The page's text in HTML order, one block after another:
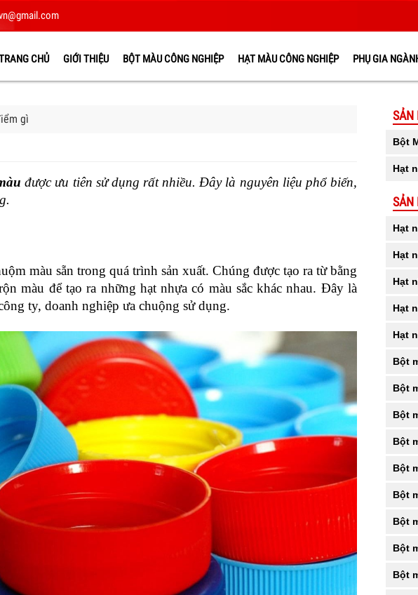
CHỦ GIỚI THIỆU BỘT MÀU CÔNG NGHIỆP HẠT MÀU CÔNG NGHIỆP PHỤ GIA
SẢN
Bột
Hạt
SẢN
Hạt
Hạt
Hạt
Hạt
Hạt
Bột
Bột
Bột
Bột
Bột
Bột
Bột
Bột
Bột
gì
được ưu tiên sử dụng rất nhiều. Đây là nguyên liệu phổ biến,
màu sẵn trong quá trình sản xuất. Chúng được tạo ra từ bằng
màu để tạo ra những hạt nhựa có màu sắc khác nhau. Đây là
ty, doanh nghiệp ưa chuộng sử dụng.